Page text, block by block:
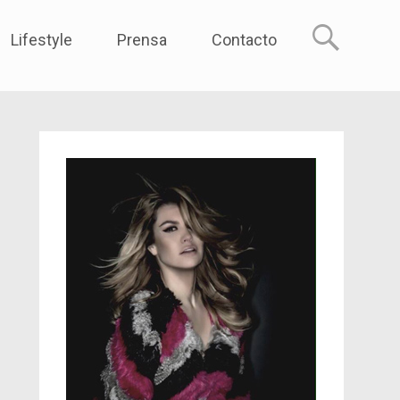
Lifestyle Prensa Contacto